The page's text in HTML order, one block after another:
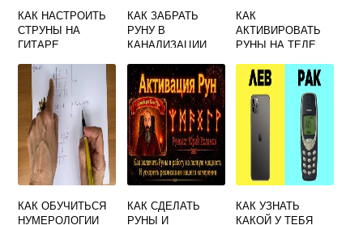
КАК НАСТРОИТЬ
СТРУНЫ НА
ГИТАРЕ
КАК ЗАБРАТЬ
РУНУ В
КАНАЛИЗАЦИИ
КАК
АКТИВИРОВАТЬ
РУНЫ НА ТЕЛЕ
КАК ОБУЧИТЬСЯ
НУМЕРОЛОГИИ
КАК СДЕЛАТЬ
РУНЫ И
КАК УЗНАТЬ
КАКОЙ У ТЕБЯ